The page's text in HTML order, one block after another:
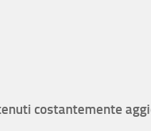
costantemente